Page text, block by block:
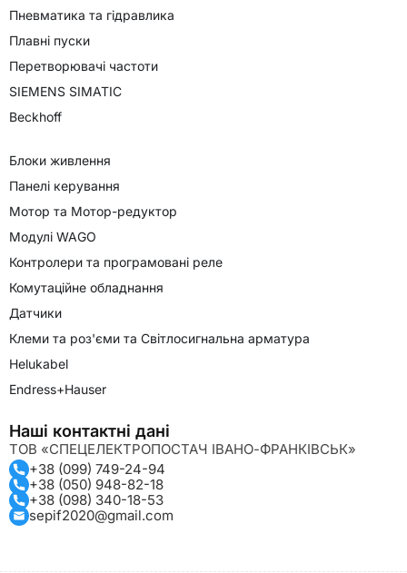
Пневматика та гідравлика
Плавні пуски
Перетворювачі частоти
SIEMENS SIMATIC
Beckhoff
Блоки живлення
Панелі керування
Мотор та Мотор-редуктор
Модулі WAGO
Контролери та програмовані реле
Комутаційне обладнання
Датчики
Клеми та роз'єми та Світлосигнальна арматура
Helukabel
Endress+Hauser
Наші контактні дані
ТОВ «СПЕЦЕЛЕКТРОПОСТАЧ ІВАНО-ФРАНКІВСЬК»
+38 (099) 749-24-94
+38 (050) 948-82-18
+38 (098) 340-18-53
sepif2020@gmail.com